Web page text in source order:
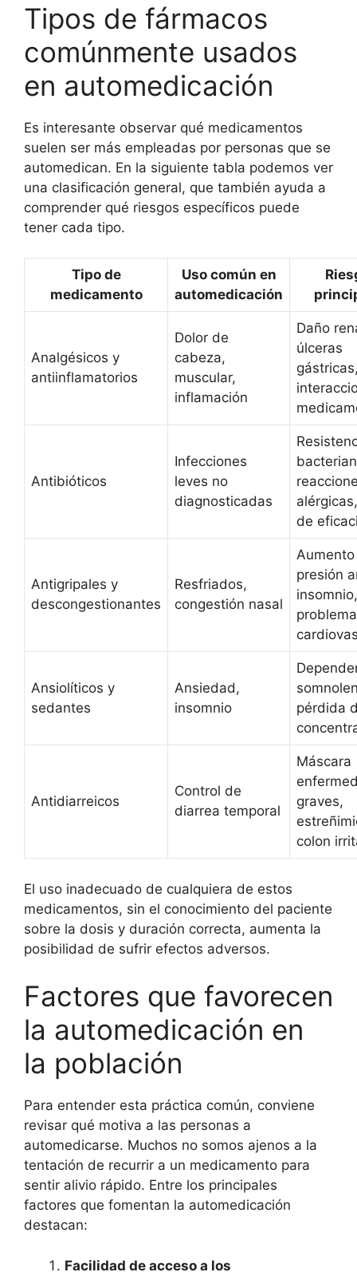
Tipos de fármacos
comúnmente usados
en automedicación
Es interesante observar qué medicamentos
suelen ser más empleadas por personas que se
automedican. En la siguiente tabla podemos ver
una clasificación general, que también ayuda a
comprender qué riesgos específicos puede
tener cada tipo.
Tipo de
medicamento
Uso común en
automedicación
Analgésicos y
antiinflamatorios
Dolor de
cabeza,
muscular,
inflamación
Daño
úlceras
Antibióticos
Infecciones
leves no
diagnosticadas
de
Antigripales y
descongestionantes
Resfriados,
congestión nasal
presión
insomnio,
Ansiolíticos y
sedantes
Ansiedad,
insomnio
pérdida
Antidiarreicos
Control de
diarrea temporal
Máscara
graves,
colon
El uso inadecuado de cualquiera de estos
medicamentos, sin el conocimiento del paciente
sobre la dosis y duración correcta, aumenta la
posibilidad de sufrir efectos adversos.
Factores que favorecen
la automedicación en
la población
Para entender esta práctica común, conviene
revisar qué motiva a las personas a
automedicarse. Muchos no somos ajenos a la
tentación de recurrir a un medicamento para
sentir alivio rápido. Entre los principales
factores que fomentan la automedicación
destacan:
Facilidad de acceso a los